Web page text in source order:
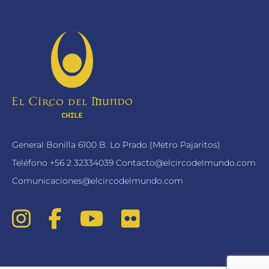
General Bonilla 6100 B. Lo Prado (Metro Pajaritos)
Teléfono +56 2 32334039 Contacto@elcircodelmundo.com
Comunicaciones@elcircodelmundo.com